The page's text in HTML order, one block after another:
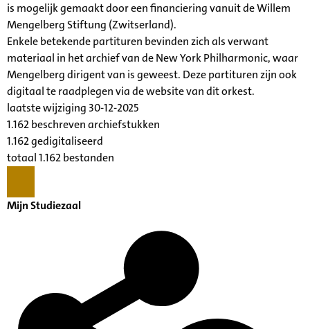
is mogelijk gemaakt door een financiering vanuit de Willem
Mengelberg Stiftung (Zwitserland).
Enkele betekende partituren bevinden zich als verwant
materiaal in het archief van de New York Philharmonic, waar
Mengelberg dirigent van is geweest. Deze partituren zijn ook
digitaal te raadplegen via de website van dit orkest.
laatste wijziging 30-12-2025
1.162 beschreven archiefstukken
1.162 gedigitaliseerd
totaal 1.162 bestanden
Mijn Studiezaal